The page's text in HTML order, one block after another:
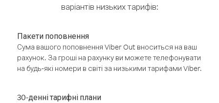
варіантів низьких тарифів:
Пакети поповнення
Сума вашого поповнення Viber Out вноситься на ваш
рахунок. За гроші на рахунку ви можете телефонувати
на будь-які номери в світі за низькими тарифами Viber.
30-денні тарифні плани